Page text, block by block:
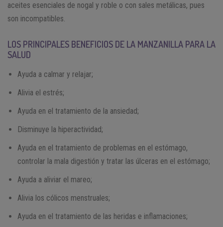
aceites esenciales de nogal y roble o con sales metálicas, pues
son incompatibles.
LOS PRINCIPALES BENEFICIOS DE LA MANZANILLA PARA LA
SALUD
Ayuda a calmar y relajar;
Alivia el estrés;
Ayuda en el tratamiento de la ansiedad;
Disminuye la hiperactividad;
Ayuda en el tratamiento de problemas en el estómago,
controlar la mala digestión y tratar las úlceras en el estómago;
Ayuda a aliviar el mareo;
Alivia los cólicos menstruales;
Ayuda en el tratamiento de las heridas e inflamaciones;